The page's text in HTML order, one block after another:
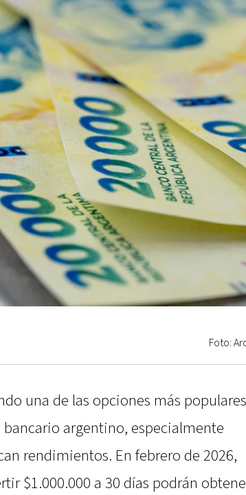
Foto:
una de las opciones más populares
argentino, especialmente
rendimientos. En febrero de 2026,
$1.000.000 a 30 días podrán